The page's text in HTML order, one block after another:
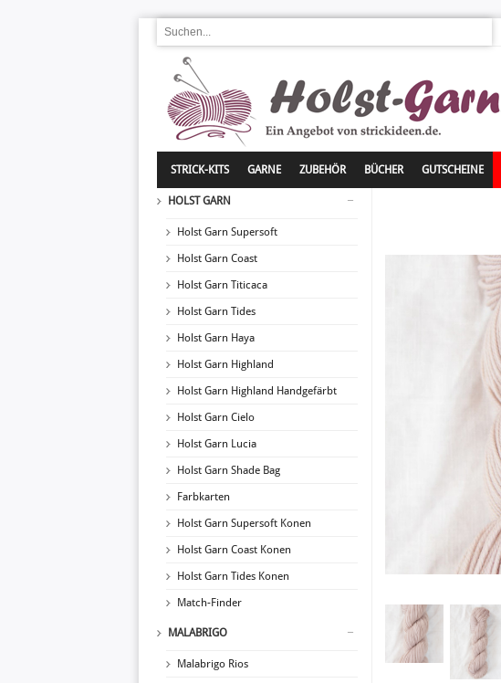
STRICK-KITS GARNE ZUBEHÖR BÜCHER GUTSCHEINE
HOLST GARN
Holst Garn Supersoft
Holst Garn Coast
Holst Garn Titicaca
Holst Garn Tides
Holst Garn Haya
Holst Garn Highland
Holst Garn Highland Handgefärbt
Holst Garn Cielo
Holst Garn Lucia
Holst Garn Shade Bag
Farbkarten
Holst Garn Supersoft Konen
Holst Garn Coast Konen
Holst Garn Tides Konen
Match-Finder
MALABRIGO
Malabrigo Rios